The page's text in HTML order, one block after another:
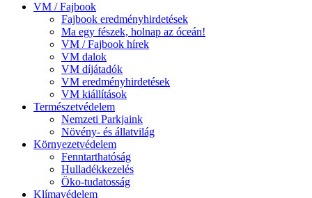
VM / Fajbook
Fajbook eredményhirdetések
Ma egy fészek, holnap az óceán!
VM / Fajbook hírek
VM dalok
VM díjátadók
VM eredményhirdetések
VM kiállítások
Természetvédelem
Nemzeti Parkjaink
Növény- és állatvilág
Környezetvédelem
Fenntarthatóság
Hulladékkezelés
Öko-tudatosság
Klímavédelem